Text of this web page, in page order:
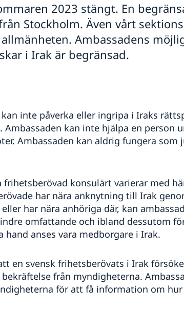
2023 stängt. En
Stockholm. Även vårt
Ambassadens
i Irak är begränsad.
inte påverka eller ingripa i Iraks
kan inte hjälpa en person
Ambassaden kan aldrig fungera som
konsulärt varierar med
har nära anknytning till Irak
har nära anhöriga där, kan
omfattande och ibland dessutom
anses vara medborgare i Irak.
en svensk frihetsberövats i Irak
från myndigheterna.
för att få information om